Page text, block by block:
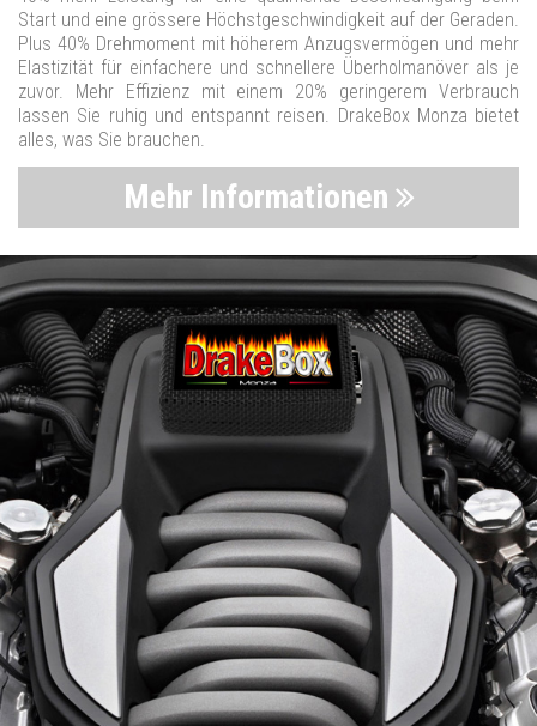
Start und eine grössere Höchstgeschwindigkeit auf der Geraden.
Plus 40% Drehmoment mit höherem Anzugsvermögen und mehr
Elastizität für einfachere und schnellere Überholmanöver als je
zuvor. Mehr Effizienz mit einem 20% geringerem Verbrauch
lassen Sie ruhig und entspannt reisen. DrakeBox Monza bietet
alles, was Sie brauchen.
Mehr Informationen